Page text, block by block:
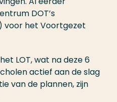
DOT’s
voor het Voortgezet
LOT, wat na deze 6
actief aan de slag
van de plannen, zijn